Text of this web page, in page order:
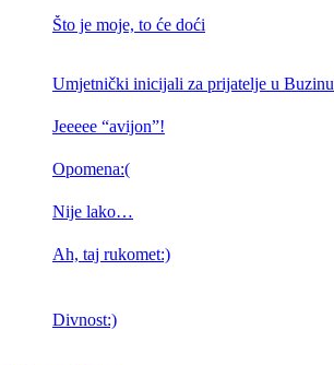
Što je moje, to će doći
Umjetnički inicijali za prijatelje u Buzinu
Jeeeee “avijon”!
Opomena:(
Nije lako…
Ah, taj rukomet:)
Divnost:)